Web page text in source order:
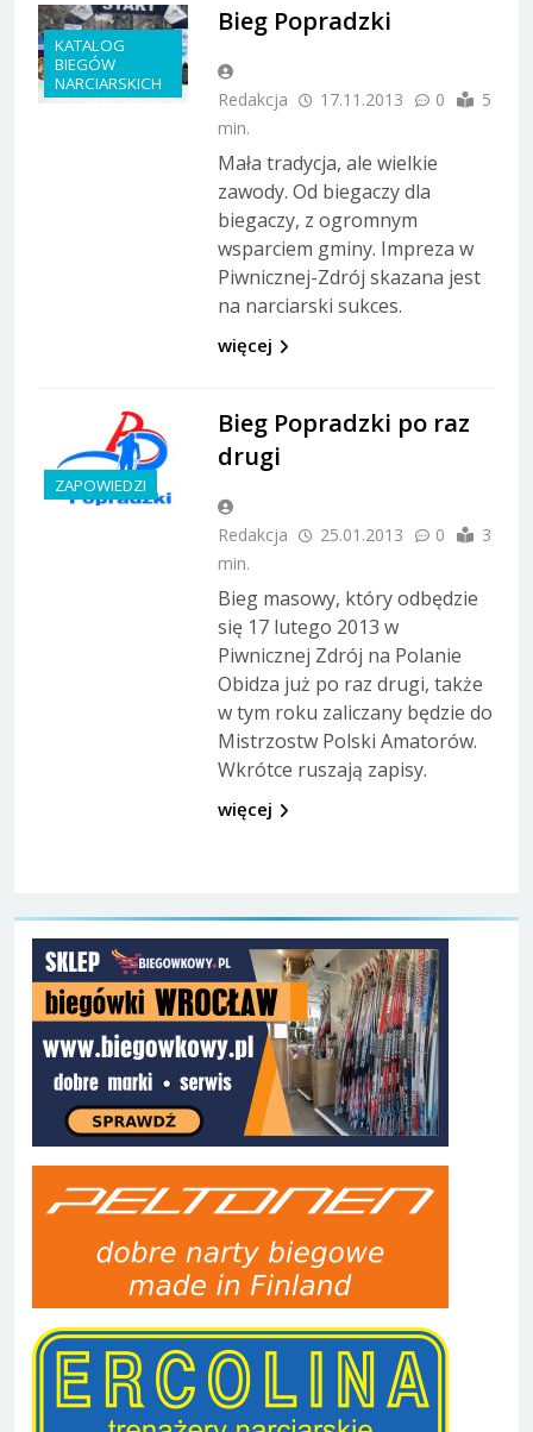
KATALOG
BIEGÓW
NARCIARSKICH
Bieg Popradzki
Redakcja 17.11.2013 0
5
min.
Mała tradycja, ale wielkie
zawody. Od biegaczy dla
biegaczy, z ogromnym
wsparciem gminy. Impreza w
Piwnicznej-Zdrój skazana jest
na narciarski sukces.
więcej
ZAPOWIEDZI
Bieg Popradzki po raz
drugi
Redakcja 25.01.2013 0
3
min.
Bieg masowy, który odbędzie
się 17 lutego 2013 w
Piwnicznej Zdrój na Polanie
Obidza już po raz drugi, także
w tym roku zaliczany będzie do
Mistrzostw Polski Amatorów.
Wkrótce ruszają zapisy.
więcej